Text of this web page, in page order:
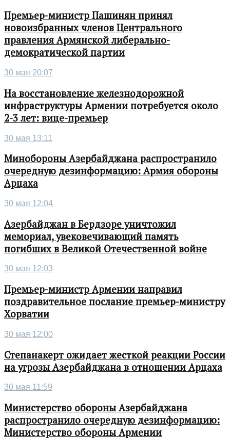
Премьер-министр Пашинян принял
новоизбранных членов Центрального
правления Армянской либерально-
демократической партии
30 мая 20:07
На восстановление железнодорожной
инфраструктуры Армении потребуется около
2-3 лет: вице-премьер
30 мая 13:11
Минобороны Азербайджана распространило
очередную дезинформацию: Армия обороны
Арцаха
30 мая 12:04
Азербайджан в Бердзоре уничтожил
мемориал, увековечивающий память
погибших в Великой Отечественной войне
30 мая 12:03
Премьер-министр Армении направил
поздравительное послание премьер-министру
Хорватии
30 мая 12:00
Степанакерт ожидает жесткой реакции России
на угрозы Азербайджана в отношении Арцаха
30 мая 11:59
Министерство обороны Азербайджана
распространило очередную дезинформацию:
Министерство обороны Армении